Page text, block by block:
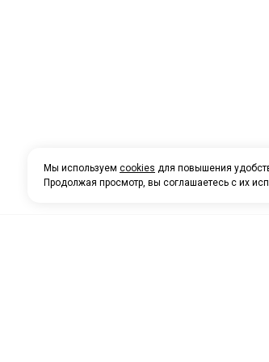
Мы используем cookies для повышения
Продолжая просмотр, вы соглашаетесь с их